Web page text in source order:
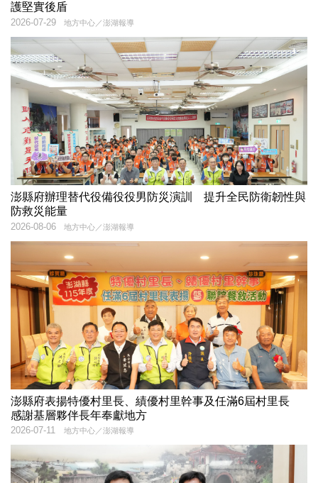
護堅實後盾
地方中心／澎湖報導
2026-07-29
澎縣府辦理替代役備役役男防災演訓 提升全民防衛韌性與
防救災能量
地方中心／澎湖報導
2026-08-06
澎縣府表揚特優村里長、績優村里幹事及任滿6屆村里長
感謝基層夥伴長年奉獻地方
地方中心／澎湖報導
2026-07-11